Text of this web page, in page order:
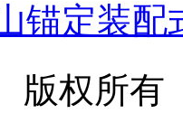
锚定装
版权所